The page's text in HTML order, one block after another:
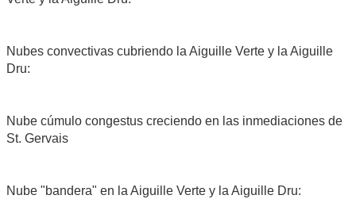
Nubes convectivas cubriendo la Aiguille Verte y la Aiguille
Dru:
Nube cúmulo congestus creciendo en las inmediaciones de
St. Gervais
Nube "bandera" en la Aiguille Verte y la Aiguille Dru: